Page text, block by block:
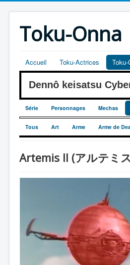
Toku-Onna
Accueil Toku-Actrices Toku-
Dennô keisatsu
Série Personnages Mechas
Tous Art Arme Arme de
Artemis II (アルテミ